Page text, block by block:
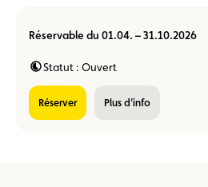
Réservable du 01.04. – 31.10.2026
Statut : Ouvert
réserver Plus d’info